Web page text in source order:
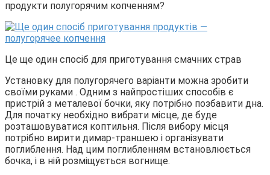
продукти полугорячим копченням?
Це ще один спосіб для приготування смачних страв
Установку для полугорячего варіанти можна зробити
своїми руками . Одним з найпростіших способів є
пристрій з металевої бочки, яку потрібно позбавити дна.
Для початку необхідно вибрати місце, де буде
розташовуватися коптильня. Після вибору місця
потрібно вирити димар-траншею і організувати
поглиблення. Над цим поглибленням встановлюється
бочка, і в ній розміщується вогнище.